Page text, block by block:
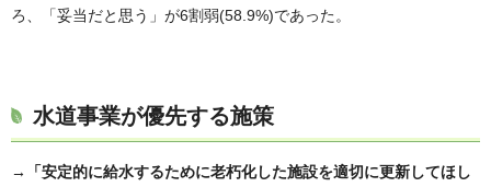
ろ、「妥当だと思う」が6割弱(58.9%)であった。
水道事業が優先する施策
→「安定的に給水するために老朽化した施設を適切に更新してほし